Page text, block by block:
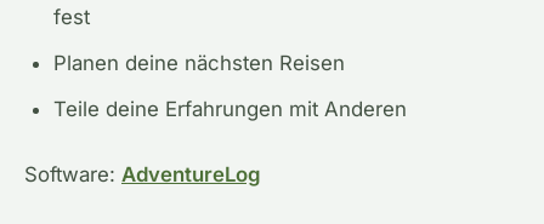
fest
Planen deine nächsten Reisen
Teile deine Erfahrungen mit Anderen
Software: AdventureLog